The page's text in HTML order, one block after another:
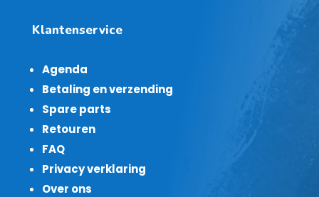
Klantenservice
Agenda
Betaling en verzending
Spare parts
Retouren
FAQ
Privacy verklaring
Over ons